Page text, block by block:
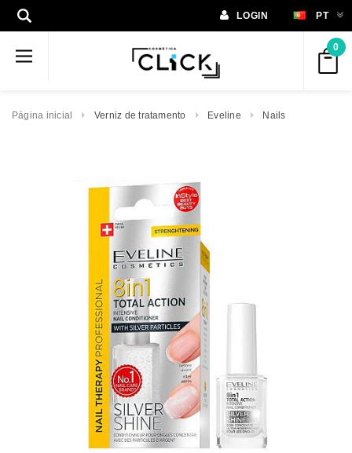
LOGIN PT
0
Página inicial Verniz de tratamento Eveline Nails